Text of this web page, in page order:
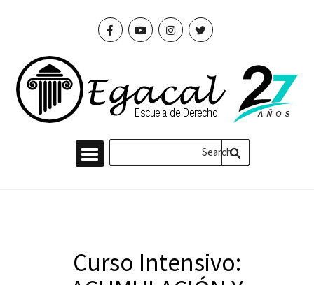
Curso Intensivo: